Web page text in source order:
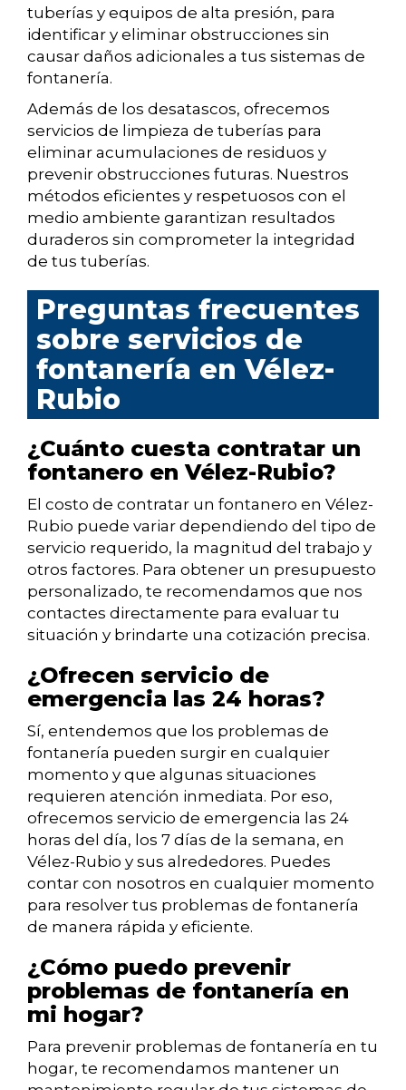
tuberías y equipos de alta presión, para
identificar y eliminar obstrucciones sin
causar daños adicionales a tus sistemas de
fontanería.
Además de los desatascos, ofrecemos
servicios de limpieza de tuberías para
eliminar acumulaciones de residuos y
prevenir obstrucciones futuras. Nuestros
métodos eficientes y respetuosos con el
medio ambiente garantizan resultados
duraderos sin comprometer la integridad
de tus tuberías.
Preguntas frecuentes
sobre servicios de
fontanería en Vélez-
Rubio
¿Cuánto cuesta contratar un
fontanero en Vélez-Rubio?
El costo de contratar un fontanero en Vélez-
Rubio puede variar dependiendo del tipo de
servicio requerido, la magnitud del trabajo y
otros factores. Para obtener un presupuesto
personalizado, te recomendamos que nos
contactes directamente para evaluar tu
situación y brindarte una cotización precisa.
¿Ofrecen servicio de
emergencia las 24 horas?
Sí, entendemos que los problemas de
fontanería pueden surgir en cualquier
momento y que algunas situaciones
requieren atención inmediata. Por eso,
ofrecemos servicio de emergencia las 24
horas del día, los 7 días de la semana, en
Vélez-Rubio y sus alrededores. Puedes
contar con nosotros en cualquier momento
para resolver tus problemas de fontanería
de manera rápida y eficiente.
¿Cómo puedo prevenir
problemas de fontanería en
mi hogar?
Para prevenir problemas de fontanería en tu
hogar, te recomendamos mantener un